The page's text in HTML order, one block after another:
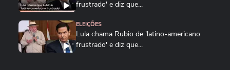
frustrado' e diz que...
ELEIÇÕES
Lula chama Rubio de 'latino-americano
frustrado' e diz que...